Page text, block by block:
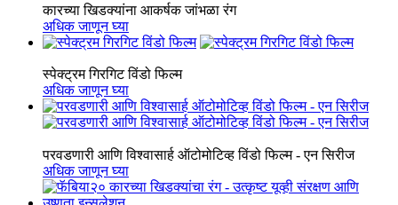
कारच्या खिडक्यांना आकर्षक जांभळा रंग
अधिक जाणून घ्या
स्पेक्ट्रम गिरगिट विंडो फिल्म
अधिक जाणून घ्या
परवडणारी आणि विश्वासार्ह ऑटोमोटिव्ह विंडो फिल्म - एन सिरीज
अधिक जाणून घ्या